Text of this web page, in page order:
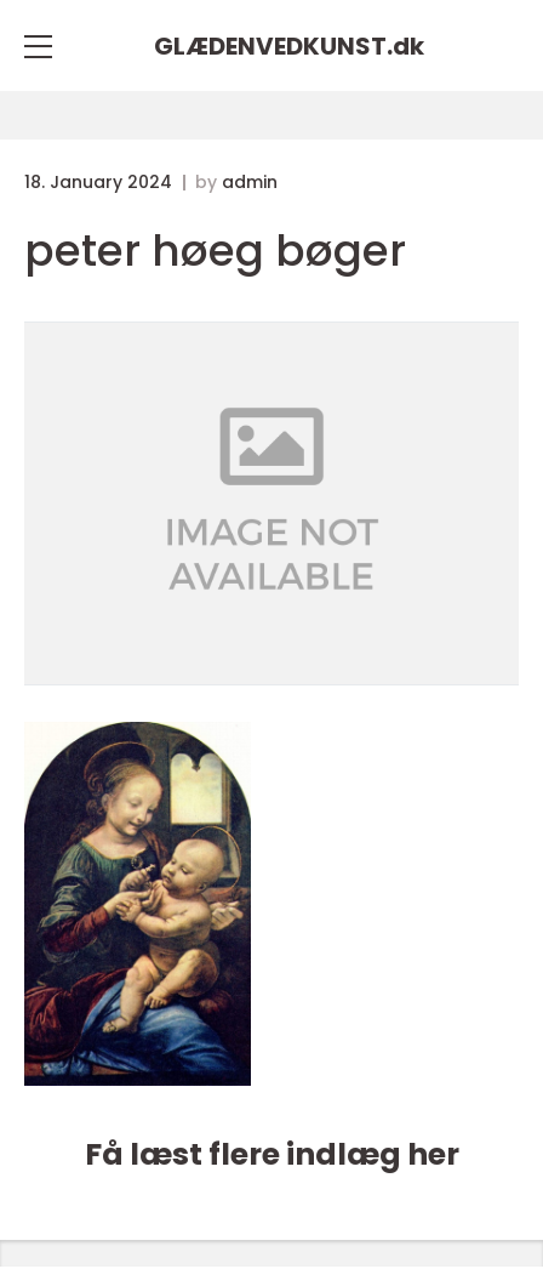
GLÆDENVEDKUNST.dk
18. January 2024 by admin
peter høeg bøger
Få læst flere indlæg her